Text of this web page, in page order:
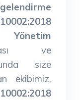
Yönetim
ve
size
ekibimiz,